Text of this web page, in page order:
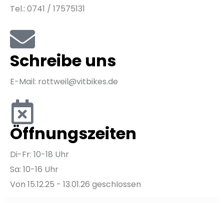
Tel.: 0741 / 17575131
Schreibe uns
E-Mail: rottweil@vitbikes.de
Öffnungszeiten
Di-Fr: 10-18 Uhr
Sa: 10-16 Uhr
Von 15.12.25 - 13.01.26 geschlossen